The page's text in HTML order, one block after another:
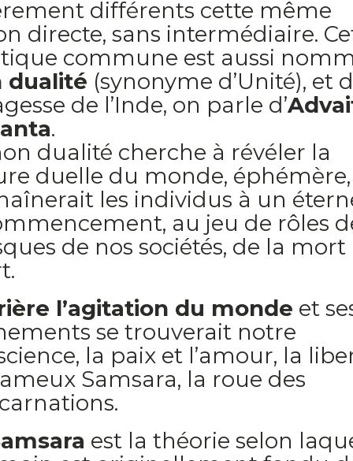
différents cette même
directe, sans intermédiaire.
commune est aussi
dualité (synonyme d’Unité), et
de l’Inde, on parle d’
.
dualité cherche à révéler la
duelle du monde,
les individus à un
au jeu de rôles
de nos sociétés, de la mort
l’agitation du monde et
se trouverait notre
la paix et l’amour, la
Samsara, la roue des
est la théorie selon